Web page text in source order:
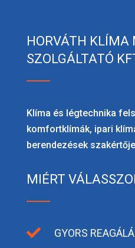
HORVÁTH KLÍMA
SZOLGÁLTATÓ
Klíma és légtechnika
komfortklímák, ipari
berendezések
MIÉRT
 GYORS